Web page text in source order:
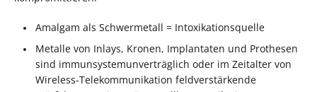
Amalgam als Schwermetall = Intoxikationsquelle
Metalle von Inlays, Kronen, Implantaten und Prothesen
sind immunsystemunverträglich oder im Zeitalter von
Wireless-Telekommunikation feldverstärkende